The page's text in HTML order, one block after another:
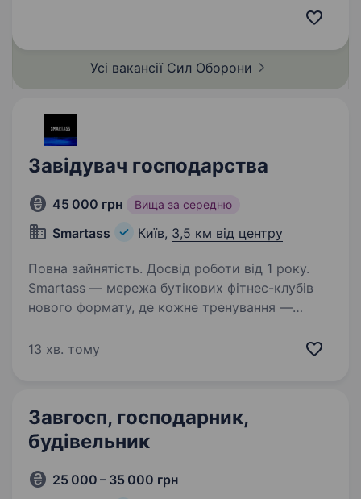
позиції, бази…
Усі вакансії Сил Оборони
Завідувач господарства
45 000 грн Вища за середню
Smartass Київ, 3,5 км від центру
Повна зайнятість. Досвід роботи від 1 року.
Smartass — мережа бутікових фітнес-клубів
нового формату, де кожне тренування —
Ми створюємо простір, у якому спорт стає
13 хв. тому
Завгосп, господарник,
будівельник
25 000 – 35 000 грн